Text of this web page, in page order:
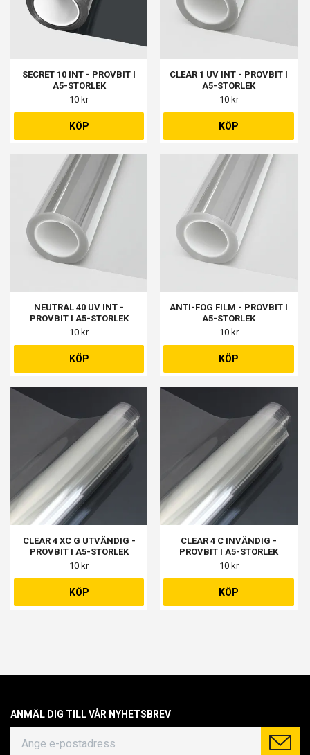
SECRET 10 INT - PROVBIT I
A5-STORLEK
10 kr
KÖP
CLEAR 1 UV INT - PROVBIT I
A5-STORLEK
10 kr
KÖP
NEUTRAL 40 UV INT -
PROVBIT I A5-STORLEK
10 kr
KÖP
ANTI-FOG FILM - PROVBIT I
A5-STORLEK
10 kr
KÖP
CLEAR 4 XC G UTVÄNDIG -
PROVBIT I A5-STORLEK
10 kr
KÖP
CLEAR 4 C INVÄNDIG -
PROVBIT I A5-STORLEK
10 kr
KÖP
ANMÄL DIG TILL VÅR NYHETSBREV